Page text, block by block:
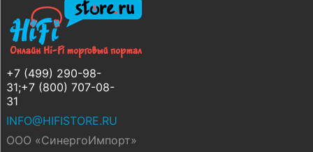
+7 (499) 290-98-
31;+7 (800) 707-08-
31
INFO@HIFISTORE.RU
ООО «СинергоИмпорт»